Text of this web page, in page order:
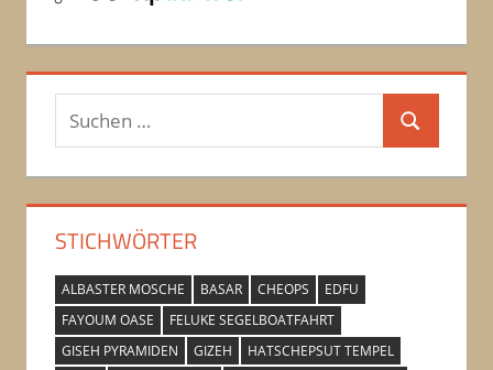
Suchen
nach:
Suchen
STICHWÖRTER
ALBASTER MOSCHE BASAR CHEOPS
EDFU
FAYOUM OASE
FELUKE SEGELBOATFAHRT
GISEH PYRAMIDEN
GIZEH
HATSCHEPSUT TEMPEL